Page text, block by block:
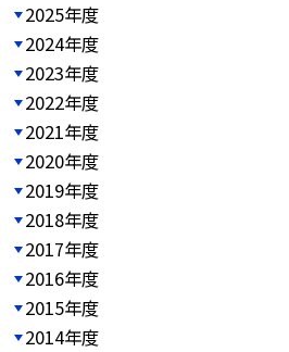
2025年度
2024年度
2023年度
2022年度
2021年度
2020年度
2019年度
2018年度
2017年度
2016年度
2015年度
2014年度